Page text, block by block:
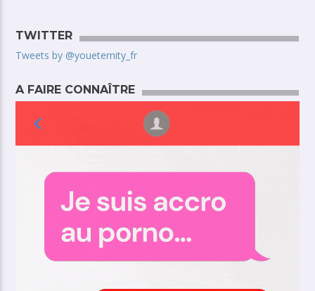
TWITTER
Tweets by @youeternity_fr
A FAIRE CONNAÎTRE